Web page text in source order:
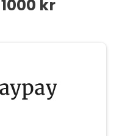
kr